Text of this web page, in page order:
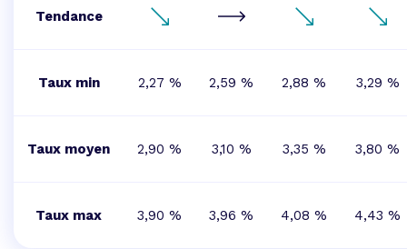
Tendance
Taux min 2,27 % 2,59 % 2,88 % 3,29 %
Taux moyen 2,90 % 3,10 % 3,35 % 3,80 %
Taux max 3,90 % 3,96 % 4,08 % 4,43 %